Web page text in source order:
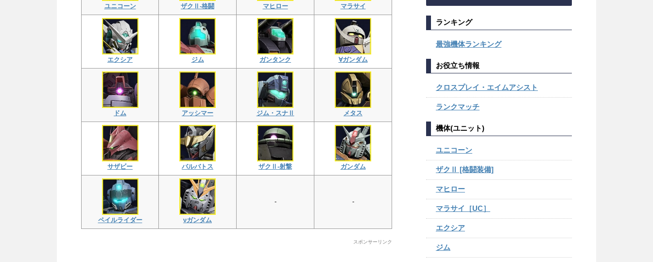
ユニコーン ザクⅡ-格闘 マヒロー マラサイ
エクシア ジム ガンタンク ∀ガンダム
ドム アッシマー ジム・スナⅡ メタス
サザビー バルバトス ザクⅡ-射撃 ガンダム
ペイルライダー νガンダム
- -
スポンサーリンク
ランキング
最強機体ランキング
お役立ち情報
クロスプレイ・エイムアシスト
ランクマッチ
機体(ユニット)
ユニコーン
ザクⅡ [格闘装備]
マヒロー
マラサイ［UC］
エクシア
ジム